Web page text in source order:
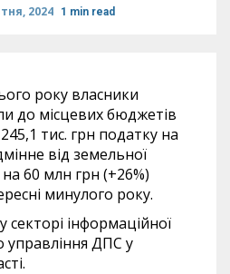
2024 1 min read
року власники
до місцевих бюджетів
тис. грн податку на
від земельної
60 млн грн (+26%)
минулого року.
інформаційної
управління ДПС у